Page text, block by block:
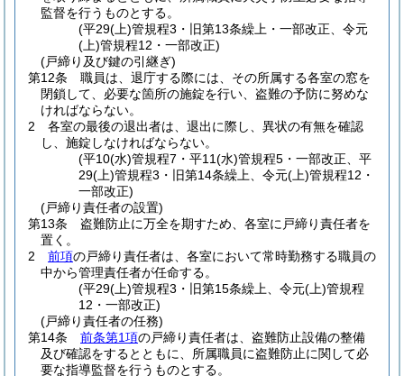
監督を行うものとする。
(平29(上)管規程3・旧第13条繰上・一部改正、令元
(上)管規程12・一部改正)
(戸締り及び鍵の引継ぎ)
第12条
職員は、退庁する際には、その所属する各室の窓を
閉鎖して、必要な箇所の施錠を行い、盗難の予防に努めな
ければならない。
2
各室の最後の退出者は、退出に際し、異状の有無を確認
し、施錠しなければならない。
(平10(水)管規程7・平11(水)管規程5・一部改正、平
29(上)管規程3・旧第14条繰上、令元(上)管規程12・
一部改正)
(戸締り責任者の設置)
第13条
盗難防止に万全を期すため、各室に戸締り責任者を
置く。
2
前項の戸締り責任者は、各室において常時勤務する職員の
中から管理責任者が任命する。
(平29(上)管規程3・旧第15条繰上、令元(上)管規程
12・一部改正)
(戸締り責任者の任務)
第14条
前条第1項の戸締り責任者は、盗難防止設備の整備
及び確認をするとともに、所属職員に盗難防止に関して必
要な指導監督を行うものとする。